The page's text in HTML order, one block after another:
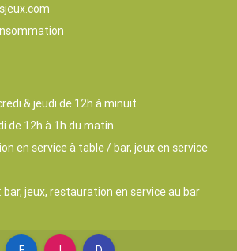
& jeudi de 12h à minuit
de 12h à 1h du matin
en service à table / bar, jeux en service
jeux, restauration en service au bar